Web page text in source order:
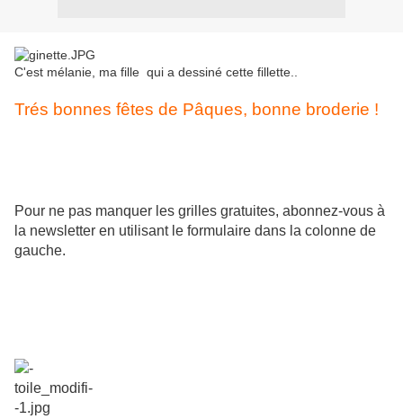
C'est mélanie, ma fille qui a dessiné cette fillette..
Trés bonnes fêtes de Pâques, bonne broderie !
Pour ne pas manquer les grilles gratuites, abonnez-vous à
la newsletter en utilisant le formulaire dans la colonne de
gauche.